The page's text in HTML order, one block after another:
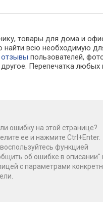
товары для дома и
найти всю
отзывы пользователей,
Перепечатка любых
ошибку на этой странице?
ее и нажмите Ctrl+Enter.
функцией
об ошибке в описании"
с параметрами